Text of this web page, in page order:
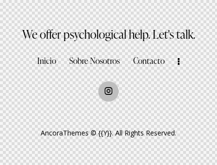
We offer psychological help.Let's talk.
Inicio Sobre Nosotros Contacto
AncoraThemes© {{Y}}. All Rights Reserved.